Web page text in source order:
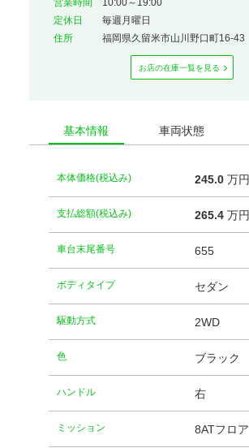
営業時間
10:00～19:00
定休⽇
毎週月曜日
住所
福岡県久留米市山川野口町16-43
お店の在庫⼀覧を⾒る
基本情報 車両状態
本体価格(税込み) 245.0万円
支払総額(税込み) 265.4万円
車台末尾番号 655
ボディタイプ セダン
駆動方式 2WD
⾊ ブラック
ハンドル 右
ミッション 8ATフロア